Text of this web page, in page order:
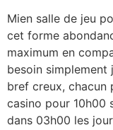
Mien salle de jeu
cet forme
maximum en
besoin
bref creux, chacun
casino pour 10h00
dans 03h00 les